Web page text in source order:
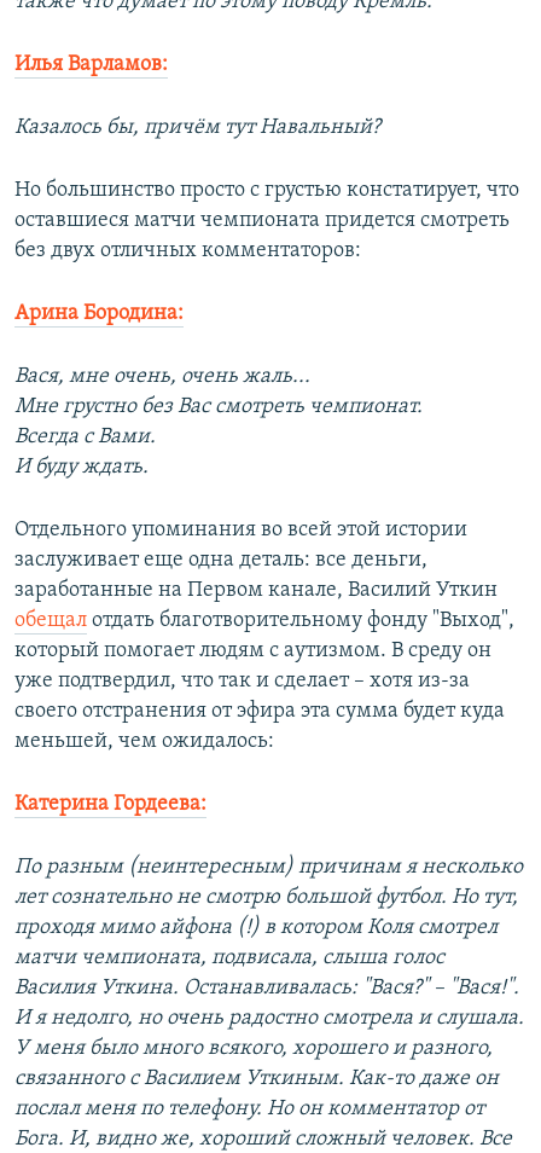
Илья Варламов:
Казалось бы, причём тут Навальный?
Но большинство просто с грустью констатирует, что
оставшиеся матчи чемпионата придется смотреть
без двух отличных комментаторов:
Арина Бородина:
Вася, мне очень, очень жаль...
Мне грустно без Вас смотреть чемпионат.
Всегда с Вами.
И буду ждать.
Отдельного упоминания во всей этой истории
заслуживает еще одна деталь: все деньги,
заработанные на Первом канале, Василий Уткин
обещал отдать благотворительному фонду "Выход",
который помогает людям с аутизмом. В среду он
уже подтвердил, что так и сделает – хотя из-за
своего отстранения от эфира эта сумма будет куда
меньшей, чем ожидалось:
Катерина Гордеева:
По разным (неинтересным) причинам я несколько
лет сознательно не смотрю большой футбол. Но тут,
проходя мимо айфона (!) в котором Коля смотрел
матчи чемпионата, подвисала, слыша голос
Василия Уткина. Останавливалась: "Вася?" – "Вася!".
И я недолго, но очень радостно смотрела и слушала.
У меня было много всякого, хорошего и разного,
связанного с Василием Уткиным. Как-то даже он
послал меня по телефону. Но он комментатор от
Бога. И, видно же, хороший сложный человек. Все